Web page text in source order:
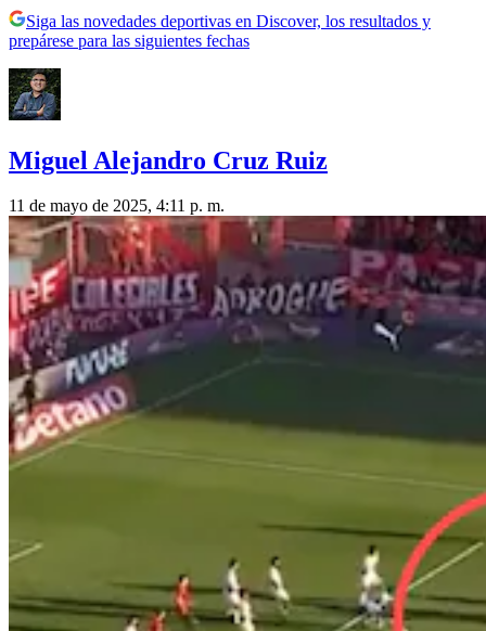
Siga las novedades deportivas en Discover, los resultados y
prepárese para las siguientes fechas
Miguel Alejandro Cruz Ruiz
11 de mayo de 2025, 4:11 p. m.